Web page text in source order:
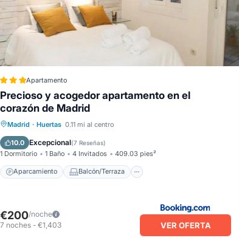
Apartamento
Precioso y acogedor apartamento en el
corazón de Madrid
Madrid · Huertas 0.11 mi al centro
10.0 Excepcional(7 Reseñas)
1 Dormitorio 1 Baño 4 Invitados 409.03 pies²
Aparcamiento Balcón/Terraza
Aparcamiento
Balcón/Terraza
Aire acondicionado
€200/noche
7 noches - €1,403 VER OFERTA